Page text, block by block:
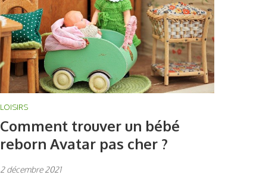
LOISIRS
Comment trouver un bébé
reborn Avatar pas cher ?
2 décembre 2021